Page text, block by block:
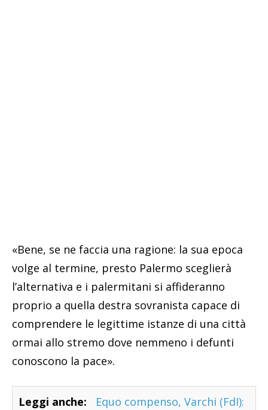
«Bene, se ne faccia una ragione: la sua epoca
volge al termine, presto Palermo sceglierà
l’alternativa e i palermitani si affideranno
proprio a quella destra sovranista capace di
comprendere le legittime istanze di una città
ormai allo stremo dove nemmeno i defunti
conoscono la pace».
Leggi anche:
Equo compenso, Varchi (FdI):